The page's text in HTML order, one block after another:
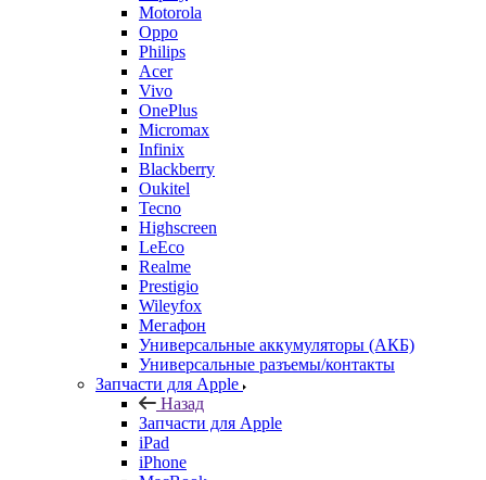
Oppo
Philips
Acer
Vivo
OnePlus
Micromax
Infinix
Blackberry
Oukitel
Tecno
Highscreen
LeEco
Realme
Prestigio
Wileyfox
Мегафон
Универсальные аккумуляторы (АКБ)
Универсальные разъемы/контакты
Запчасти для Apple
Назад
Запчасти для Apple
iPad
iPhone
MacBook